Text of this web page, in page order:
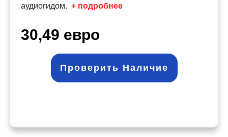
аудиогидом. + подробнее
30,49 евро
Проверить Наличие